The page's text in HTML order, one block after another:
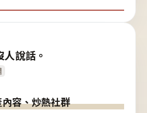
說話。
容、炒熱社群